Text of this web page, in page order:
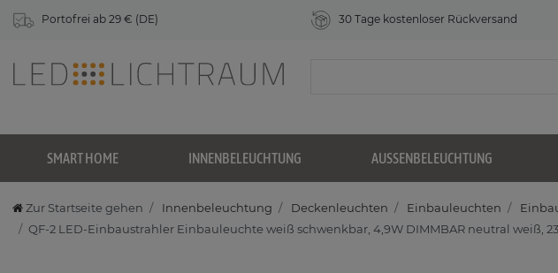
Portofrei ab 29 € (DE) 30 Tage kostenloser Rückversand
SMART HOME INNENBELEUCHTUNG AUSSENBELEUCHTUNG
Zur Startseite gehen Innenbeleuchtung Deckenleuchten Einbauleuchten
QF-2 LED-Einbaustrahler Einbauleuchte weiß schwenkbar, 4,9W DIMMBAR neutral weiß,